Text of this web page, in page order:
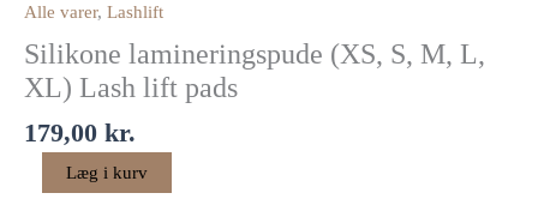
Alle varer, Lashlift
Silikone lamineringspude (XS, S, M, L,
XL) Lash lift pads
179,00 kr.
L,
XL)
Lash
pads
Læg i kurv